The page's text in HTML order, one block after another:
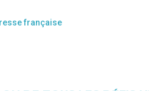
française